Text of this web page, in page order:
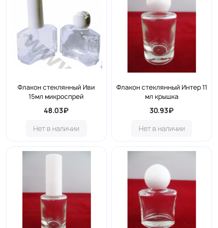
Флакон стеклянный Иви
15мл микроспрей
48.03₽
Нет в наличии
Флакон стеклянный Интер 11
мл крышка
30.93₽
Нет в наличии